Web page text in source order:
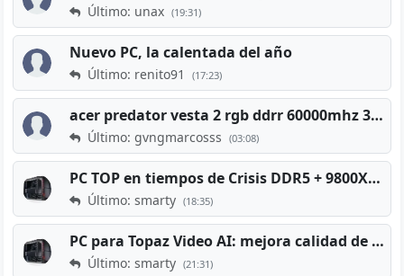
Último: unax (19:31)
Nuevo PC, la calentada del año
Último: renito91 (17:23)
acer predator vesta 2 rgb ddrr 60000mhz 32gb x2 16gb
Último: gvngmarcosss (03:08)
PC TOP en tiempos de Crisis DDR5 + 9800X3D + RTX 5080 [2026][2400€]
Último: smarty (18:35)
PC para Topaz Video AI: mejora calidad de vídeos viejos
Último: smarty (21:31)